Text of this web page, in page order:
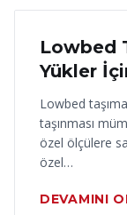
18 Haziran
Lowbed
Yükler
Lowbed
taşınması
özel ölçülere
özel…
DEVAMINI